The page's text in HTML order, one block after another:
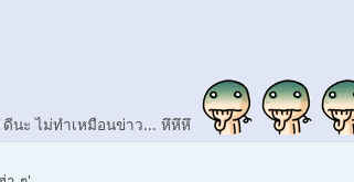
นะ ไม่ทำเหมือนข่าว... หึหึหึ